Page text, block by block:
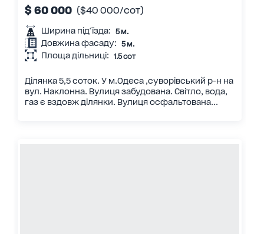
$ 60 000 ($40 000/сот)
Ширина під'їзда: 5 м.
Довжина фасаду: 5 м.
Площа дільниці: 1.5 сот
Ділянка 5,5 соток. У м.Одеса ,суворівський р-н на
вул. Наклонна. Вулиця забудована. Світло, вода,
газ є вздовж ділянки. Вулиця осфальтована...